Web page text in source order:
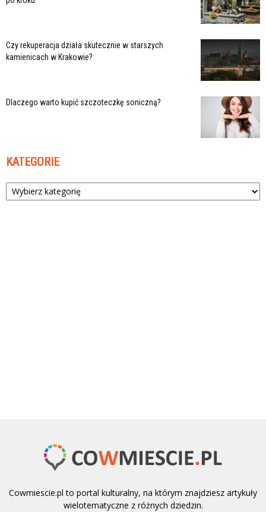
Czy rekuperacja działa skutecznie w starszych
kamienicach w Krakowie?
Dlaczego warto kupić szczoteczkę soniczną?
KATEGORIE
Kategorie
Cowmiescie.pl to portal kulturalny, na którym znajdziesz artykuły
wielotematyczne z różnych dziedzin.